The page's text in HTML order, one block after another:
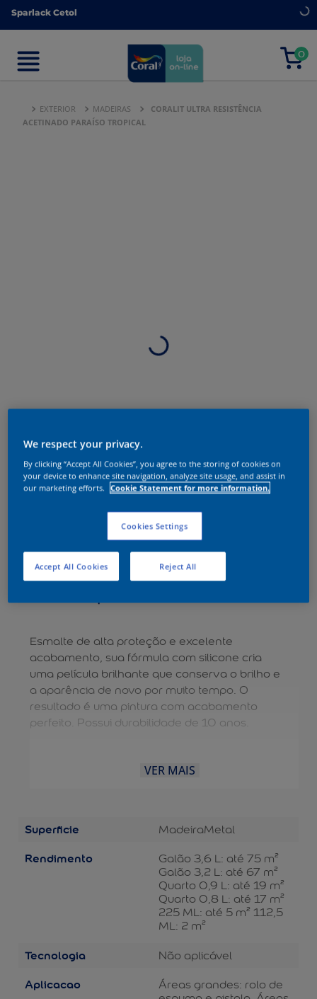
Sparlack Cetol
0
Sparlack Cetol
0
EXTERIOR MADEIRAS
CORALIT ULTRA RESISTÊNCIA
ACETINADO PARAÍSO TROPICAL
Esmalte de alta proteção e excelente
acabamento, sua fórmula com silicone cria
uma película brilhante que conserva o brilho e
a aparência de novo por muito tempo. O
resultado é uma pintura com acabamento
perfeito. Possui durabilidade de 10 anos.
VER MAIS
Superficie MadeiraMetal
Rendimento
Galão 3,6 L: até 75 m²
Galão 3,2 L: até 67 m²
Quarto 0,9 L: até 19 m²
Quarto 0,8 L: até 17 m²
225 ML: até 5 m² 112,5
ML: 2 m²
Tecnologia Não aplicável
Aplicacao
Áreas grandes: rolo de
We respect your privacy.
By clicking “Accept All Cookies”, you agree to the storing of cookies on
your device to enhance site navigation, analyze site usage, and assist in
our marketing efforts.
Cookie Statement for more information.
Cookies Settings
Reject All
Accept All Cookies